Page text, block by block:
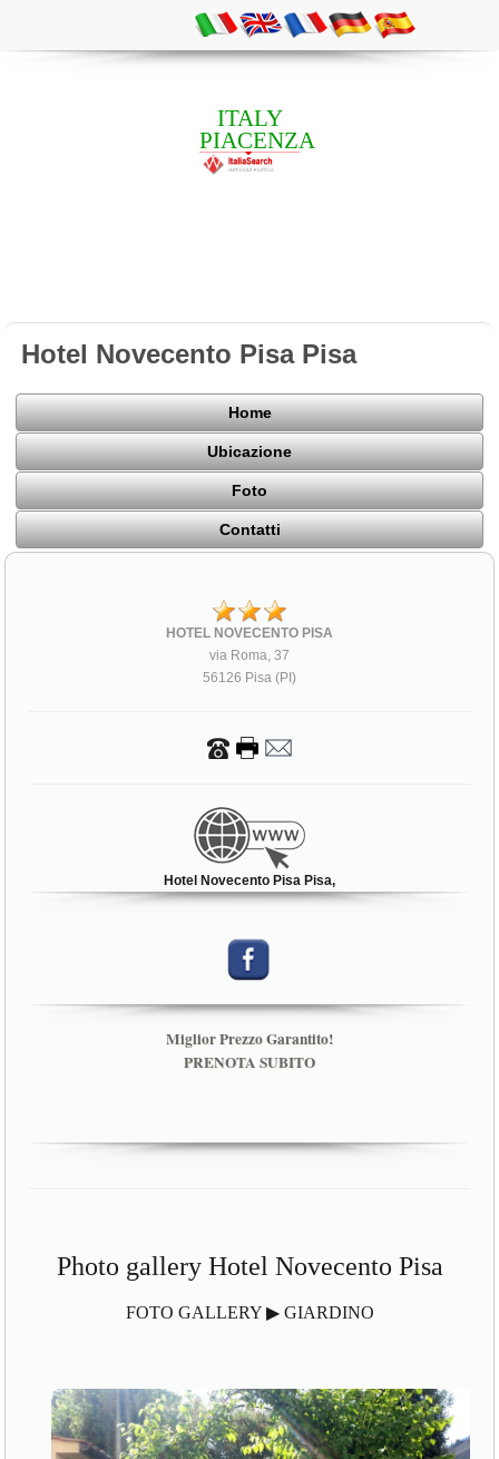
ITALY
PIACENZA
Hotel Novecento Pisa Pisa
Home
Ubicazione
Foto
Contatti
HOTEL NOVECENTO PISA
via Roma, 37
56126 Pisa (PI)
Hotel Novecento Pisa Pisa,
Miglior Prezzo Garantito!
PRENOTA SUBITO
Photo gallery Hotel Novecento Pisa
FOTO GALLERY ▶ GIARDINO